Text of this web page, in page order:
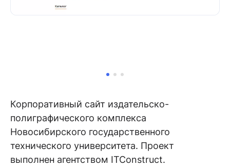
Корпоративный сайт издательско-
полиграфического комплекса
Новосибирского государственного
технического университета. Проект
выполнен агентством ITConstruct.